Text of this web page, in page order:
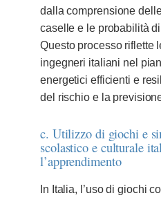
dalla comprensione
caselle e le probabilità
Questo processo riflette
ingegneri italiani nel
energetici efficienti e
del rischio e la
c. Utilizzo di giochi e
scolastico e culturale
l’apprendimento
In Italia, l’uso di giochi